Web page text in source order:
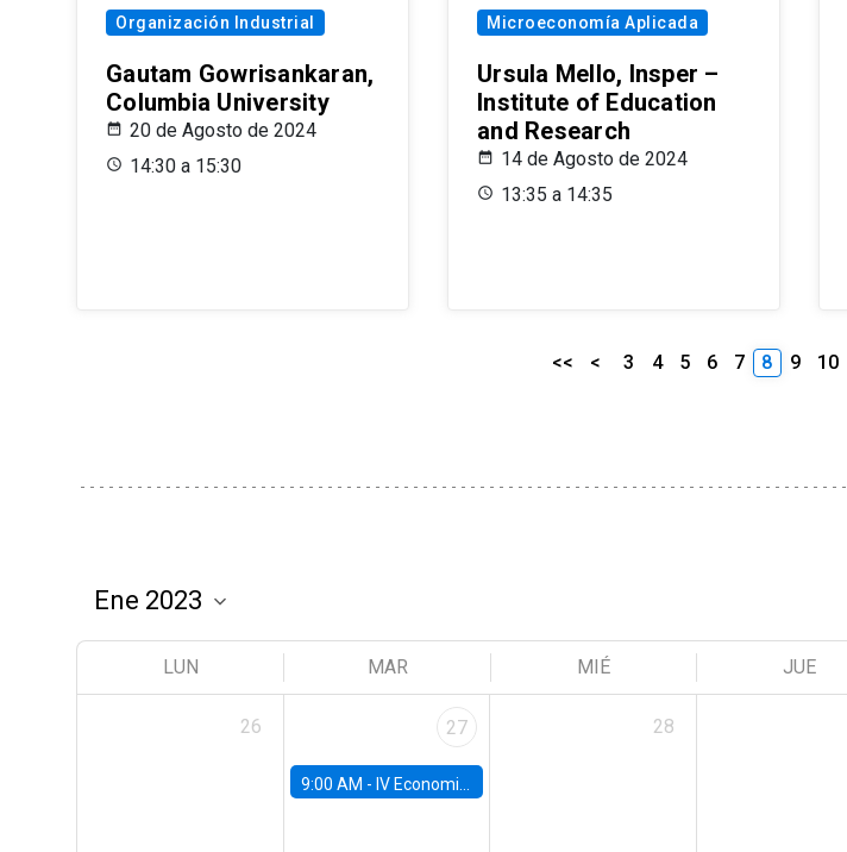
Organización Industrial
Gautam Gowrisankaran,
Columbia University
20 de Agosto de 2024
14:30 a 15:30
Microeconomía Aplicada
Ursula Mello, Insper –
Institute of Education
and Research
14 de Agosto de 2024
13:35 a 14:35
<< < 3 4 5 6 7 8 9 10
LUN MAR MIÉ JUE
26 27
9:00 AM - IV Economics Alumni Workshop
28